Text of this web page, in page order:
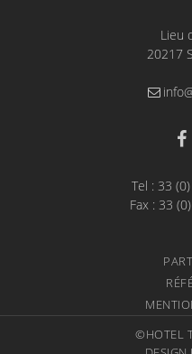
Lieu
20217
Tel : 33
Fax : 33
©HOTEL